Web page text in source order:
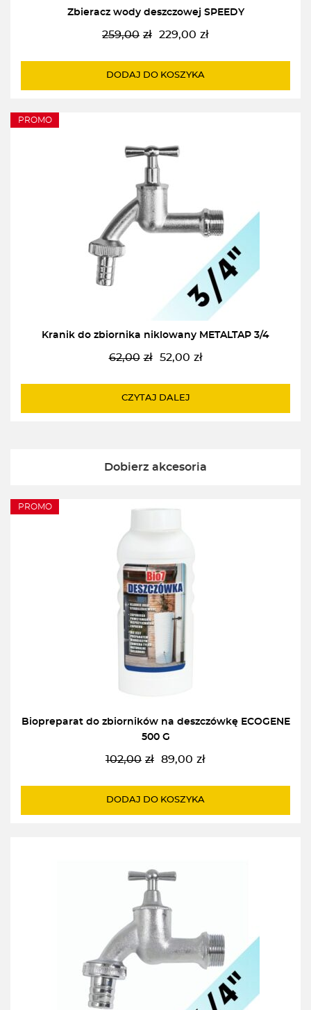
Zbieracz wody deszczowej SPEEDY
259,00 zł
Pierwotna
wynosiła:
229,00 zł
Aktualna
wynosi:
DODAJ DO KOSZYKA
PROMO
Kranik do zbiornika niklowany METALTAP 3/4
62,00 zł
Pierwotna
wynosiła:
52,00 zł
Aktualna
wynosi:
CZYTAJ DALEJ
Dobierz akcesoria
PROMO
Biopreparat do zbiorników na deszczówkę ECOGENE
500 G
102,00 zł
Pierwotna
wynosiła:
89,00 zł
Aktualna
wynosi:
DODAJ DO KOSZYKA